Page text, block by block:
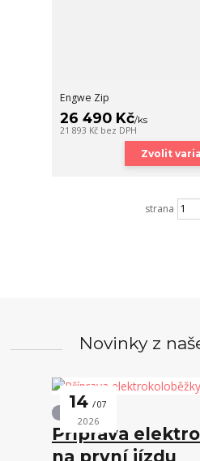
Engwe Zip
26 490 Kč/ks
21 893 Kč bez DPH
Zvolit
strana
Novinky z
14 07
2026
Příprava
na první jízdu